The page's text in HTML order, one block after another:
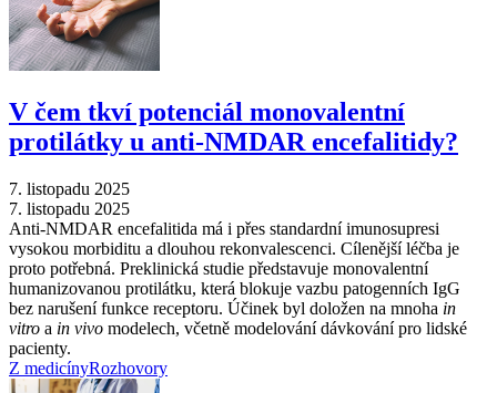
V čem tkví potenciál monovalentní
protilátky u anti-NMDAR encefalitidy?
7. listopadu 2025
7. listopadu 2025
Anti-NMDAR encefalitida má i přes standardní imunosupresi
vysokou morbiditu a dlouhou rekonvalescenci. Cílenější léčba je
proto potřebná. Preklinická studie představuje monovalentní
humanizovanou protilátku, která blokuje vazbu patogenních IgG
bez narušení funkce receptoru. Účinek byl doložen na mnoha in
vitro a in vivo modelech, včetně modelování dávkování pro lidské
pacienty.
Z medicínyRozhovory